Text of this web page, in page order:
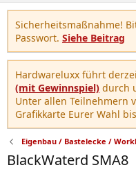
Sicherheitsmaßnahme!
Passwort. Siehe Beitrag
Hardwareluxx führt
(mit Gewinnspiel) durch
Unter allen Teilnehmern
Grafikkarte Eurer Wahl
Eigenbau / Bastelecke /
BlackWaterd SMA8